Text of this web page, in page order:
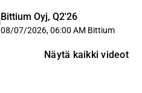
Bittium Oyj, Q2'26
08/07/2026, 06:00 AM Bittium
Näytä kaikki videot